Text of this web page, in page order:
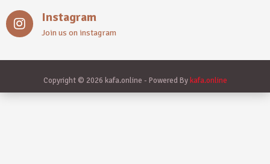
Instagram
Join us on instagram
Copyright © 2026 kafa.online - Powered Bykafa.online